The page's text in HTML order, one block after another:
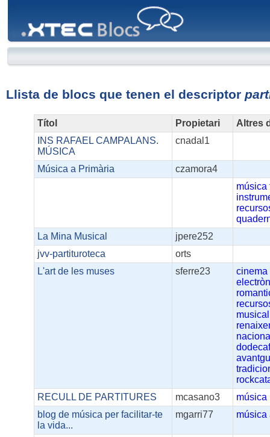
Llista de blocs que tenen el descriptor
Títol Propietari
Altres
INS RAFAEL CAMPALANS.
MÚSICA
cnadal1
Música a Primària
czamora4
música
La Mina Musical
jpere252
jvv-partituroteca
orts
L'art de les muses
sferre23
cinema
musical
RECULL DE PARTITURES
mcasano3 música
blog de música per facilitar-te
la vida...
mgarri77 música